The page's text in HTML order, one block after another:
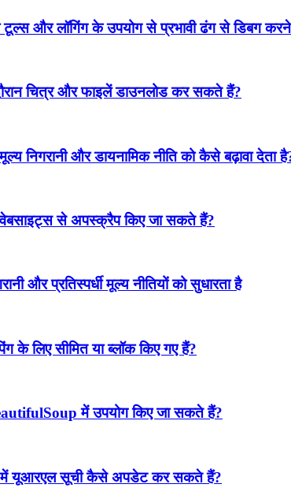
टूल्स और लॉगिंग के उपयोग से प्रभावी ढंग से डिबग करने
चित्र और फाइलें डाउनलोड कर सकते हैं?
निगरानी और डायनामिक नीति को कैसे बढ़ावा देता
वेबसाइट्स से अपस्क्रैप किए जा सकते हैं?
और प्रतिस्पर्धी मूल्य नीतियों को सुधारता है
के लिए सीमित या ब्लॉक किए गए हैं?
में उपयोग किए जा सकते हैं?
में यूआरएल सूची कैसे अपडेट कर सकते हैं?